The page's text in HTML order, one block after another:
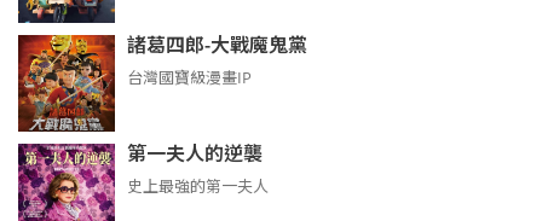
諸葛四郎-大戰魔鬼黨
台灣國寶級漫畫IP
第一夫人的逆襲
史上最強的第一夫人